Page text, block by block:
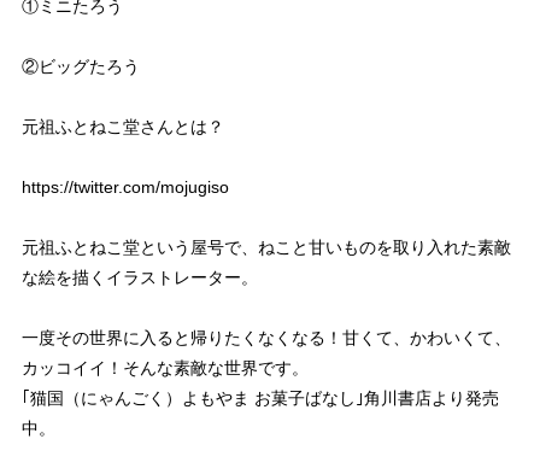
①ミニたろう
②ビッグたろう
元祖ふとねこ堂さんとは？
https://twitter.com/mojugiso
元祖ふとねこ堂という屋号で、ねこと甘いものを取り入れた素敵
な絵を描くイラストレーター。
一度その世界に入ると帰りたくなくなる！甘くて、かわいくて、
カッコイイ！そんな素敵な世界です。
｢猫国（にゃんごく）よもやま お菓子ばなし｣角川書店より発売
中。